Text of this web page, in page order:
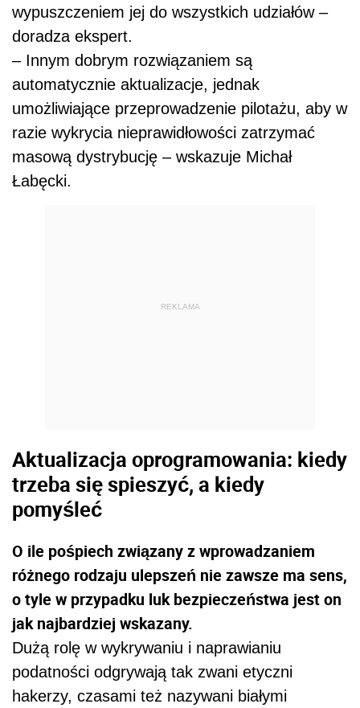
wypuszczeniem jej do wszystkich udziałów –
doradza ekspert.
– Innym dobrym rozwiązaniem są
automatycznie aktualizacje, jednak
umożliwiające przeprowadzenie pilotażu, aby w
razie wykrycia nieprawidłowości zatrzymać
masową dystrybucję – wskazuje Michał
Łabęcki.
REKLAMA
Aktualizacja oprogramowania: kiedy
trzeba się spieszyć, a kiedy
pomyśleć
O ile pośpiech związany z wprowadzaniem
różnego rodzaju ulepszeń nie zawsze ma sens,
o tyle w przypadku luk bezpieczeństwa jest on
jak najbardziej wskazany.
Dużą rolę w wykrywaniu i naprawianiu
podatności odgrywają tak zwani etyczni
hakerzy, czasami też nazywani białymi